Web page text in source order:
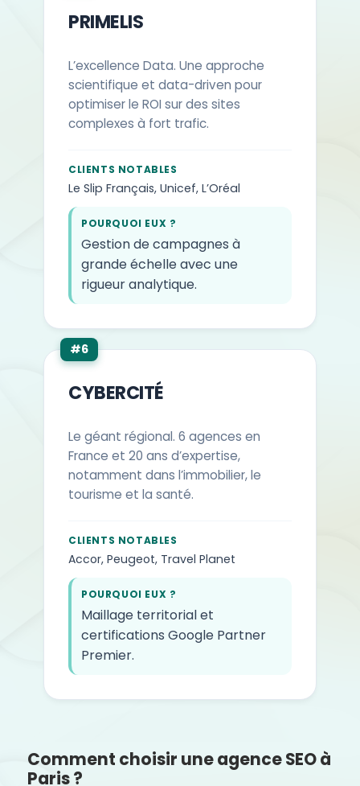
PRIMELIS
L’excellence Data. Une approche
scientifique et data-driven pour
optimiser le ROI sur des sites
complexes à fort trafic.
CLIENTS NOTABLES
Le Slip Français, Unicef, L’Oréal
POURQUOI EUX ?
Gestion de campagnes à
grande échelle avec une
rigueur analytique.
#6
CYBERCITÉ
Le géant régional. 6 agences en
France et 20 ans d’expertise,
notamment dans l’immobilier, le
tourisme et la santé.
CLIENTS NOTABLES
Accor, Peugeot, Travel Planet
POURQUOI EUX ?
Maillage territorial et
certifications Google Partner
Premier.
Comment choisir une agence SEO à
Paris ?